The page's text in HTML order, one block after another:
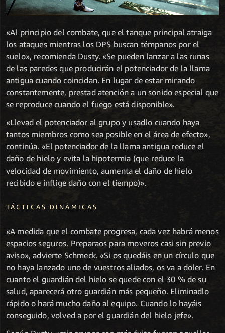
«Al principio del combate, que el tanque principal atraiga
los ataques mientras los DPS buscan témpanos por el
suelo», recomienda Dusty. «Se pueden lanzar a las runas
de las paredes que producirán el potenciador de la llama
antigua cuando coincidan. En lugar de estar mirando
constantemente, prestad atención a un sonido especial que
se reproduce cuando el fuego está disponible».
«Llevad el potenciador al grupo y usadlo cuando haya
tantos miembros como sea posible en el área de efecto»,
continúa. «El potenciador de la llama antigua reduce el
daño de hielo y evita la hipotermia (que reduce la
velocidad de movimiento, aumenta el daño de hielo
recibido e inflige daño con el tiempo)».
TÁCTICAS DINÁMICAS
«A medida que el combate progresa, cada vez habrá menos
espacios seguros. Preparaos para moveros casi sin previo
aviso», advierte Schmeck. «Si os quedáis en un círculo que
no haya lanzado uno de vuestros aliados, os va a doler. En
cuanto el guardián del hielo se quede con el 30 % de su
salud, aparecerá otro guardián más pequeño. Eliminadlo
rápido o hará mucho daño al equipo. Cuando lo hayáis
conseguido, volved a por el guardián del hielo jefe».